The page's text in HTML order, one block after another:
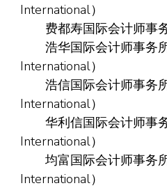
International）
费都寿国际会计师事务
浩华国际会计师事务
International）
浩信国际会计师事务
International）
华利信国际会计师事
International）
均富国际会计师事务
International）